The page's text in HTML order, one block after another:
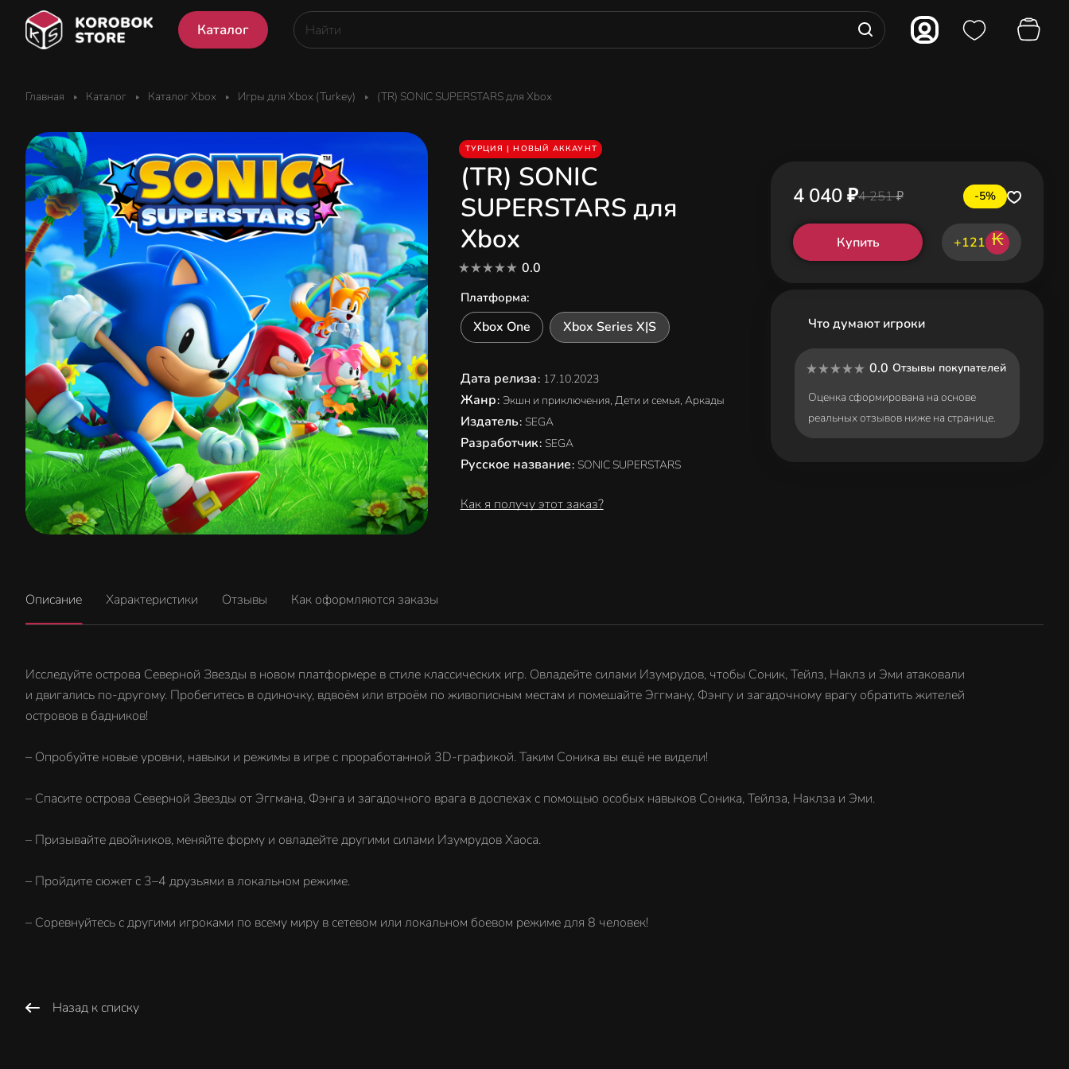
Каталог
Главная Каталог Каталог Xbox Игры для Xbox (Turkey) (TR) SONIC SUPERSTARS для Xbox
ТУРЦИЯ | НОВЫЙ АККАУНТ
(TR) SONIC
SUPERSTARS для
Xbox
0.0
Платформа:
Xbox One Xbox Series X|S
Дата релиза: 17.10.2023
Жанр: Экшн и приключения, Дети и семья, Аркады
Издатель: SEGA
Разработчик: SEGA
Русское название: SONIC SUPERSTARS
Как я получу этот заказ?
4 040 ₽4 251 ₽ -5%
Купить +121 ₭
Что думают игроки
0.0 Отзывы покупателей
Оценка сформирована на основе
реальных отзывов ниже на странице.
Описание Характеристики Отзывы Как оформляются заказы
Исследуйте острова Северной Звезды в новом платформере в стиле классических игр. Овладейте силами Изумрудов, чтобы Соник, Тейлз, Наклз и Эми атаковали
и двигались по-другому. Пробегитесь в одиночку, вдвоём или втроём по живописным местам и помешайте Эггману, Фэнгу и загадочному врагу обратить жителей
островов в бадников!
– Опробуйте новые уровни, навыки и режимы в игре с проработанной 3D-графикой. Таким Соника вы ещё не видели!
– Спасите острова Северной Звезды от Эггмана, Фэнга и загадочного врага в доспехах с помощью особых навыков Соника, Тейлза, Наклза и Эми.
– Призывайте двойников, меняйте форму и овладейте другими силами Изумрудов Хаоса.
– Пройдите сюжет с 3–4 друзьями в локальном режиме.
– Соревнуйтесь с другими игроками по всему миру в сетевом или локальном боевом режиме для 8 человек!
Назад к списку